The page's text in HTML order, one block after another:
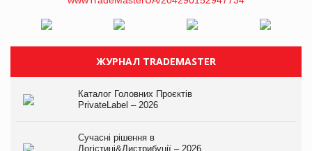
ЖУРНАЛ TRADEMASTER
Каталог Головних Проєктів
PrivateLabel – 2026
Сучасні рішення в
Логістиці&Дистрибуції – 2026.